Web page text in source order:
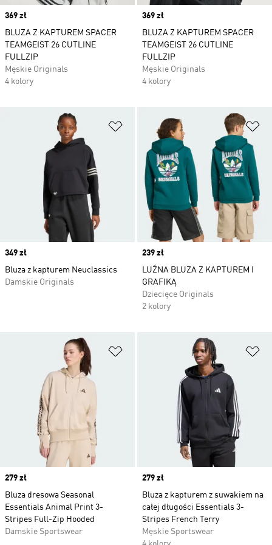
Price
369 zł
BLUZA Z KAPTUREM SPACER
TEAMGEIST 26 CUTLINE
FULLZIP
Męskie Originals
4 kolory
Price
369 zł
BLUZA Z KAPTUREM SPACER
TEAMGEIST 26 CUTLINE
FULLZIP
Męskie Originals
4 kolory
Dodaj do listy życzeń
Price
349 zł
Bluza z kapturem Neuclassics
Damskie Originals
Price
239 zł
LUŹNA BLUZA Z KAPTUREM I
GRAFIKĄ
Dziecięce Originals
2 kolory
Dodaj do listy życzeń
Price
279 zł
Bluza dresowa Seasonal
Essentials Animal Print 3-
Stripes Full-Zip Hooded
Damskie Sportswear
Price
279 zł
Bluza z kapturem z suwakiem na
całej długości Essentials 3-
Stripes French Terry
Męskie Sportswear